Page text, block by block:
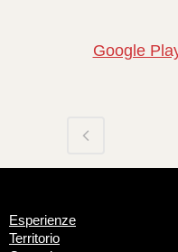
Google
Esperienze
Territorio